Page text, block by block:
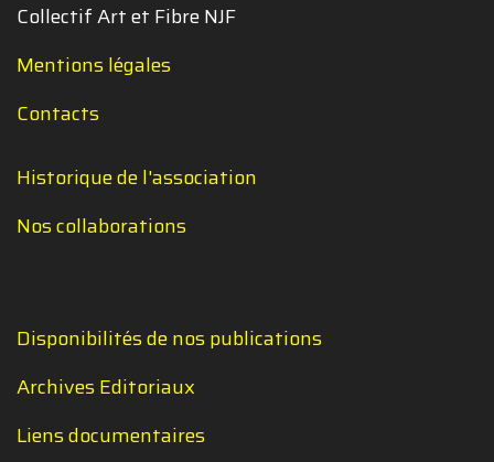
Collectif Art et Fibre NJF
Mentions légales
Contacts
Historique de l'association
Nos collaborations
Disponibilités de nos publications
Archives Editoriaux
Liens documentaires